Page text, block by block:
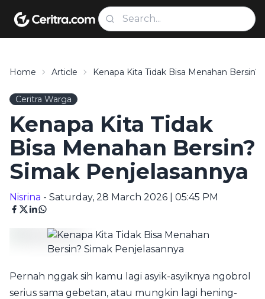
Home Article Kenapa Kita Tidak Bisa Menahan Bersin?
Ceritra Warga
Kenapa Kita Tidak
Bisa Menahan Bersin?
Simak Penjelasannya
Nisrina - Saturday, 28 March 2026 | 05:45 PM
Pernah nggak sih kamu lagi asyik-asyiknya ngobrol
serius sama gebetan, atau mungkin lagi hening-